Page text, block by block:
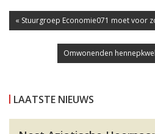
« Stuurgroep Economie071 moet voor
Omwonenden
LAATSTE NIEUWS